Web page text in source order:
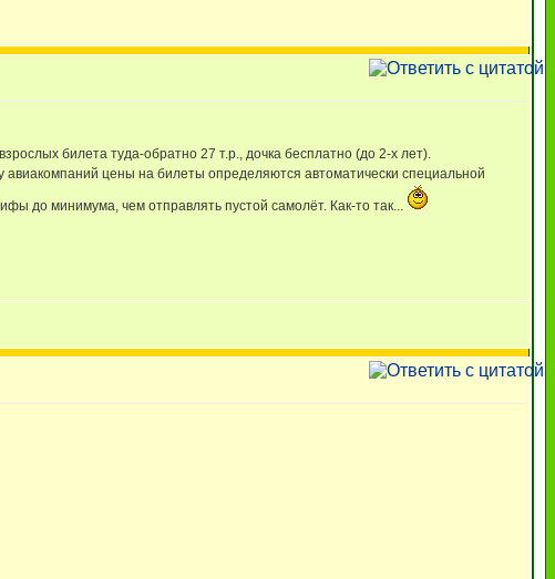
билета туда-обратно 27 т.р., дочка бесплатно (до 2-х лет).
цены на билеты определяются автоматически специальной
до минимума, чем отправлять пустой самолёт. Как-то так...